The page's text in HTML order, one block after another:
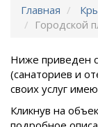
Главная
Городской
Ниже приведен
(санаториев и
своих услуг
Кликнув на